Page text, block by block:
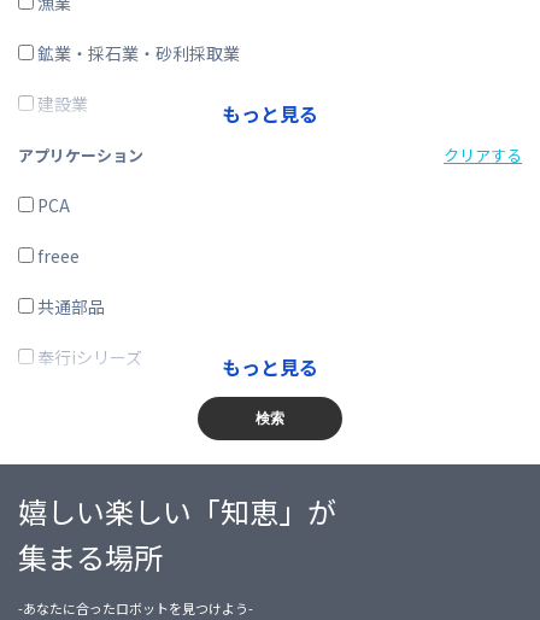
在庫購買
その他
鉱業・採石業・砂利採取業
建設業
製造業
電気・ガス・熱供給・水道業
情報通信業
運輸業、郵便業
卸売業、小売業
学術研究・専門・技術サービス業
宿泊業・飲食サービス業
生活関連サービス業・娯楽業
もっと見る
アプリケーション クリアする
PCA
freee
共通部品
奉行iシリーズ
勘定奉行
給与奉行
就業奉行
もっと見る
検索
嬉しい楽しい「知恵」が
集まる場所
-あなたに合ったロボットを見つけよう-